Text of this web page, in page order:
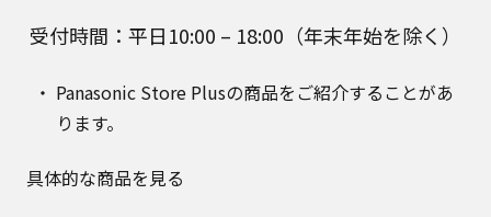
受付時間：平日10:00 – 18:00（年末年始を除く）
Panasonic Store Plusの商品をご紹介することがあ
ります。
具体的な商品を見る